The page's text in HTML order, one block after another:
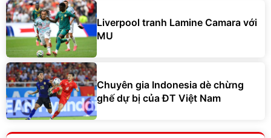
Liverpool tranh Lamine Camara với
MU
Chuyên gia Indonesia dè chừng
ghế dự bị của ĐT Việt Nam